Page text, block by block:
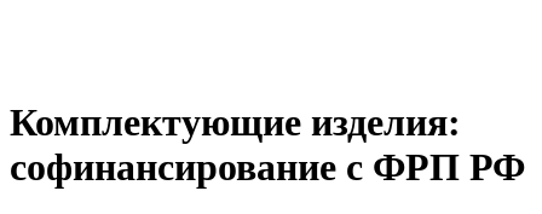
Комплектующие изделия:
софинансирование с ФРП РФ